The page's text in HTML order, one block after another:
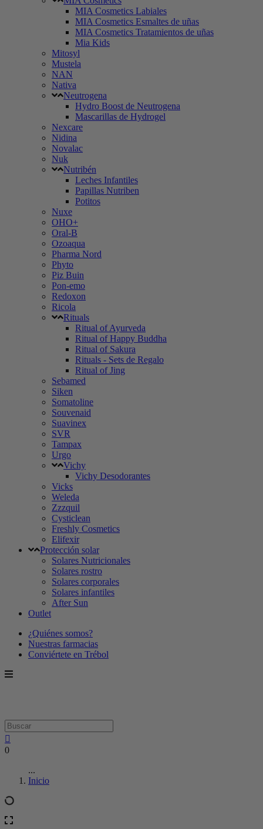
MIA Cosmetics Labiales
MIA Cosmetics Esmaltes de uñas
MIA Cosmetics Tratamientos de uñas
Mia Kids
Mitosyl
Mustela
NAN
Nativa
Neutrogena
Hydro Boost de Neutrogena
Mascarillas de Hydrogel
Nexcare
Nidina
Novalac
Nuk
Nutribén
Leches Infantiles
Papillas Nutriben
Potitos
Nuxe
OHO+
Oral-B
Ozoaqua
Pharma Nord
Phyto
Piz Buin
Pon-emo
Redoxon
Ricola
Rituals
Ritual of Ayurveda
Ritual of Happy Buddha
Ritual of Sakura
Rituals - Sets de Regalo
Ritual of Jing
Sebamed
Siken
Somatoline
Souvenaid
Suavinex
SVR
Tampax
Urgo
Vichy
Vichy Desodorantes
Vicks
Weleda
Zzzquil
Cysticlean
Freshly Cosmetics
Elifexir
Protección solar
Solares Nutricionales
Solares rostro
Solares corporales
Solares infantiles
After Sun
Outlet
¿Quiénes somos?
Nuestras farmacias
Conviértete en Trébol
0
...
Inicio